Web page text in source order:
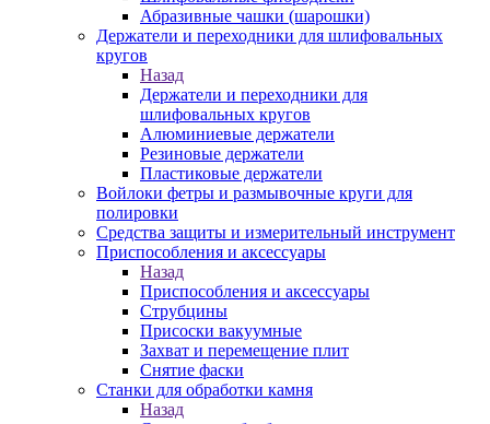
Абразивные чашки (шарошки)
Держатели и переходники для шлифовальных
кругов
Назад
Держатели и переходники для
шлифовальных кругов
Алюминиевые держатели
Резиновые держатели
Пластиковые держатели
Войлоки фетры и размывочные круги для
полировки
Средства защиты и измерительный инструмент
Приспособления и аксессуары
Назад
Приспособления и аксессуары
Струбцины
Присоски вакуумные
Захват и перемещение плит
Снятие фаски
Станки для обработки камня
Назад